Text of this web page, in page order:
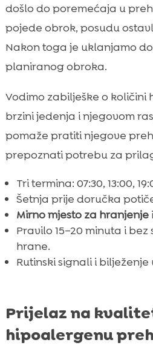
došlo do poremećaja u
pojede obrok, posudu
Nakon toga je uklanjamo
planiranog obroka.
Vodimo zabilješke o količini
brzini jedenja i njegovom
pomaže pratiti njegove
prepoznati potrebu za
Tri termina: 07:30, 13:00,
Šetnja prije doručka
Mirno mjesto za hranjenje
Pravilo 15–20 minuta i
hrane.
Rutinski signali i
Prijelaz na
hipoalergenu